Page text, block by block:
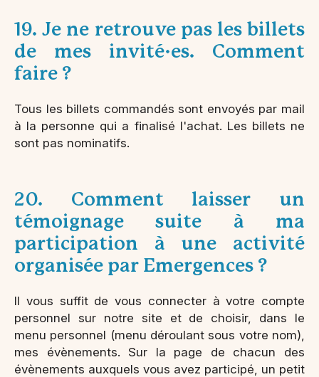
19. Je ne retrouve pas les billets
de mes invité·es. Comment
faire ?
Tous les billets commandés sont envoyés par mail
à la personne qui a finalisé l'achat. Les billets ne
sont pas nominatifs.
20. Comment laisser un
témoignage suite à ma
participation à une activité
organisée par Emergences ?
Il vous suffit de vous connecter à votre compte
personnel sur notre site et de choisir, dans le
menu personnel (menu déroulant sous votre nom),
mes évènements. Sur la page de chacun des
évènements auxquels vous avez participé, un petit